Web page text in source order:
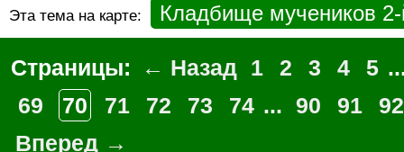
Эта тема на карте: Кладбище мучеников
Страницы: ← Назад 1 2 3 4 5
69
70 71 72 73 74 ... 90 91
92
Вперед →